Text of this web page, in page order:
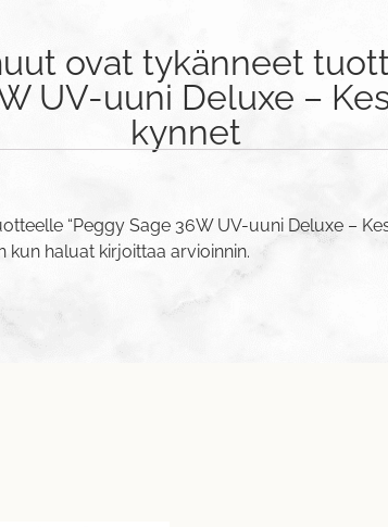
ovat tykänneet
UV-uuni Deluxe –
kynnet
“Peggy Sage 36W UV-uuni Deluxe –
kun haluat kirjoittaa arvioinnin.